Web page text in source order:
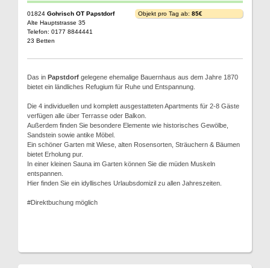
01824 Gohrisch OT Papstdorf
Alte Hauptstrasse 35
Telefon: 0177 8844441
23 Betten
Objekt pro Tag ab: 85€
Das in Papstdorf gelegene ehemalige Bauernhaus aus dem Jahre 1870
bietet ein ländliches Refugium für Ruhe und Entspannung.
Die 4 individuellen und komplett ausgestatteten Apartments für 2-8 Gäste
verfügen alle über Terrasse oder Balkon.
Außerdem finden Sie besondere Elemente wie historisches Gewölbe,
Sandstein sowie antike Möbel.
Ein schöner Garten mit Wiese, alten Rosensorten, Sträuchern & Bäumen
bietet Erholung pur.
In einer kleinen Sauna im Garten können Sie die müden Muskeln
entspannen.
Hier finden Sie ein idyllisches Urlaubsdomizil zu allen Jahreszeiten.
#Direktbuchung möglich